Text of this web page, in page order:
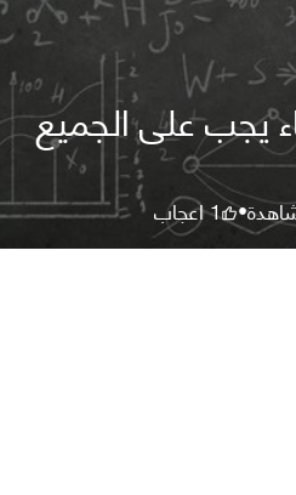
يجب على الجميع
•
1اعجاب